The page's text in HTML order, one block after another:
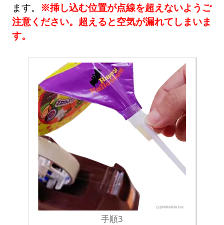
ます。 ※挿し込む位置が点線を超えないようご
注意ください。超えると空気が漏れてしまいま
す。
手順3